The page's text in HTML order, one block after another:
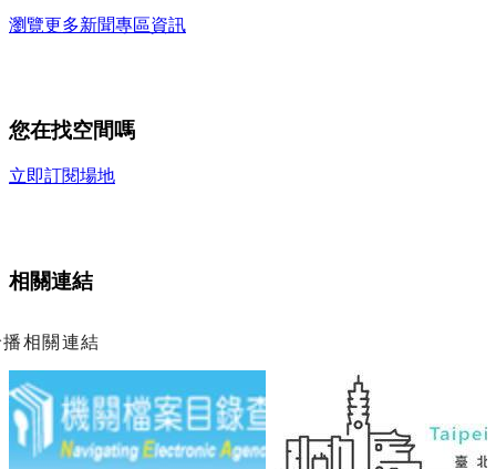
景
瀏覽更多新聞專區資訊
您在找空間嗎
立即訂閱場地
相關連結
相關連結